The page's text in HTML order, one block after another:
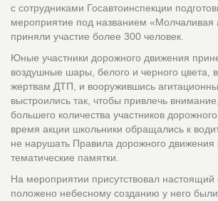
с сотрудниками Госавтоинспекции
мероприятие под названием «Молчаливая
приняли участие более 300 человек.
Юные участники дорожного движения
воздушные шары, белого и черного цвета,
жертвам ДТП, и вооружившись
выстроились так, чтобы привлечь
большего количества участников
время акции школьники обращались к
не нарушать Правила дорожного движения
тематические памятки.
На мероприятии присутствовал настоящий
положено небесному созданию у него